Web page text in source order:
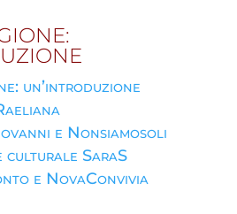
un’introduzione
e Nonsiamosoli
culturale SaraS
e NovaConvivia